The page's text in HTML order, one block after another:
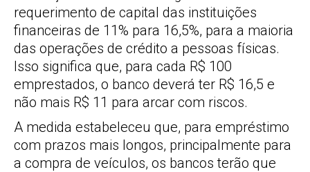
requerimento de capital das instituições
financeiras de 11% para 16,5%, para a maioria
das operações de crédito a pessoas físicas.
Isso significa que, para cada R$ 100
emprestados, o banco deverá ter R$ 16,5 e
não mais R$ 11 para arcar com riscos.
A medida estabeleceu que, para empréstimo
com prazos mais longos, principalmente para
a compra de veículos, os bancos terão que